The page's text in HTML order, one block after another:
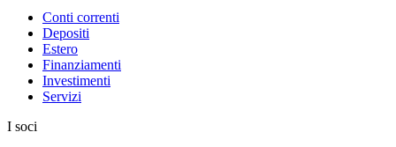
Conti correnti
Depositi
Estero
Finanziamenti
Investimenti
Servizi
I soci